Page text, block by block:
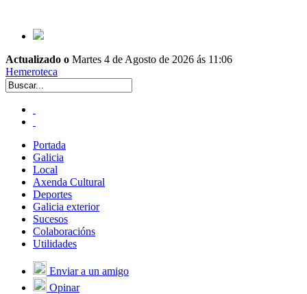
Actualizado o Martes 4 de Agosto de 2026 ás 11:06
Hemeroteca
Portada
Galicia
Local
Axenda Cultural
Deportes
Galicia exterior
Sucesos
Colaboracións
Utilidades
Enviar a un amigo
Opinar